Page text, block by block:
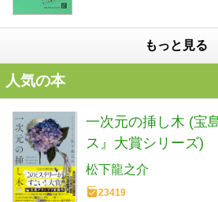
もっと見る
人気の本
一次元の挿し木 (宝
ス』大賞シリーズ)
松下龍之介
23419